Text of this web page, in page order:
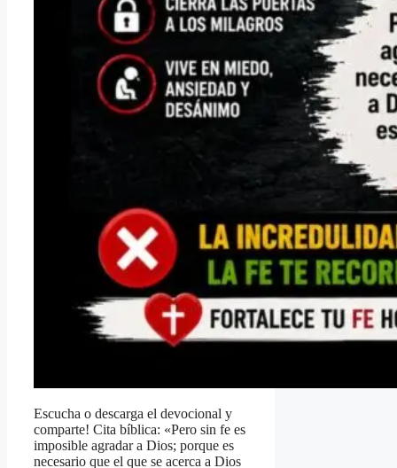
Escucha o descarga el devocional y
comparte! Cita bíblica: «Pero sin fe es
imposible agradar a Dios; porque es
necesario que el que se acerca a Dios